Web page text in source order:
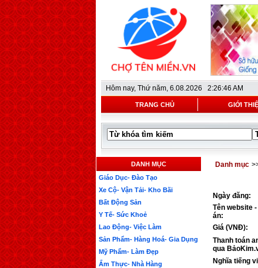
Hôm nay, Thứ năm, 6.08.2026 2:26:46 AM
TRANG CHỦ GIỚI
DANH MỤC
Giáo Dục- Đào Tạo
Xe Cộ- Vận Tải- Kho Bãi
Bất Động Sản
Y Tế- Sức Khoẻ
Lao Động- Việc Làm
Sản Phẩm- Hàng Hoá- Gia Dụng
Mỹ Phẩm- Làm Đẹp
Ẩm Thực- Nhà Hàng
Danh mục
Ngày đăng:
Tên website
án:
Giá (VNĐ):
Thanh toán
qua
Nghĩa tiếng